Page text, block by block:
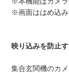
※画面ははめ込み
映り込みを防止
集合玄関機のカ